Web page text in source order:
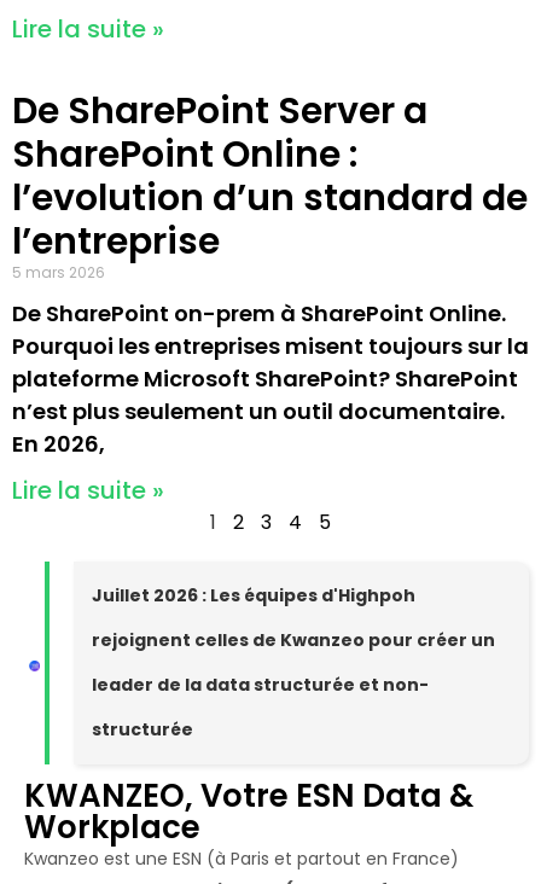
Lire la suite »
De SharePoint Server a
SharePoint Online :
l’evolution d’un standard de
l’entreprise
5 mars 2026
De SharePoint on-prem à SharePoint Online.
Pourquoi les entreprises misent toujours sur la
plateforme Microsoft SharePoint? SharePoint
n’est plus seulement un outil documentaire.
En 2026,
Lire la suite »
1 2 3 4 5
Juillet 2026 : Les équipes d'Highpoh
rejoignent celles de Kwanzeo pour créer un
leader de la data structurée et non-
structurée
KWANZEO, Votre ESN Data &
Workplace
Kwanzeo est une ESN (à Paris et partout en France)